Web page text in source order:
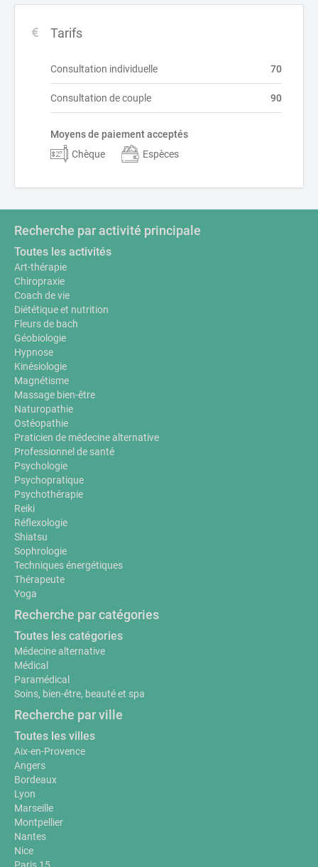
Tarifs
Consultation individuelle 70
Consultation de couple 90
Moyens de paiement acceptés
Chèque
Espèces
Recherche par activité principale
Toutes les activités
Art-thérapie
Chiropraxie
Coach de vie
Diététique et nutrition
Fleurs de bach
Géobiologie
Hypnose
Kinésiologie
Magnétisme
Massage bien-être
Naturopathie
Ostéopathie
Praticien de médecine alternative
Professionnel de santé
Psychologie
Psychopratique
Psychothérapie
Reiki
Réflexologie
Shiatsu
Sophrologie
Techniques énergétiques
Thérapeute
Yoga
Recherche par catégories
Toutes les catégories
Médecine alternative
Médical
Paramédical
Soins, bien-être, beauté et spa
Recherche par ville
Toutes les villes
Aix-en-Provence
Angers
Bordeaux
Lyon
Marseille
Montpellier
Nantes
Nice